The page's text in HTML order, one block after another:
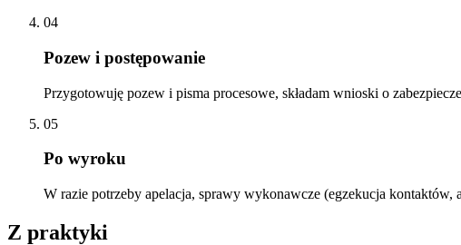
04
Pozew i postępowanie
Przygotowuję pozew i pisma procesowe, składam wnioski o
05
Po wyroku
W razie potrzeby apelacja, sprawy wykonawcze (egzekucja kontaktów,
Z praktyki